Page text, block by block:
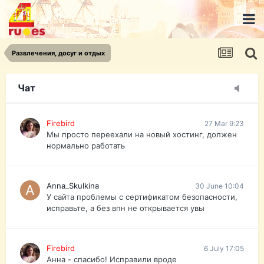
Развлечения, досуг и отдых
Чат
urist.dokument@gmail.com
https://pasport-ua.com/
Телеграмм @uristpassua
Firebird
Друзья - из России без VPN сайт и форум
Firebird 27 Mar 9:23
Мы просто переехали на новый хостинг, должен
нормально работать
Anna_Skulkina 30 June 10:04
У сайта проблемы с сертификатом безопасности,
исправьте, а без впн не открывается увы
Firebird 6 July 17:05
Анна - спасибо! Исправили вроде